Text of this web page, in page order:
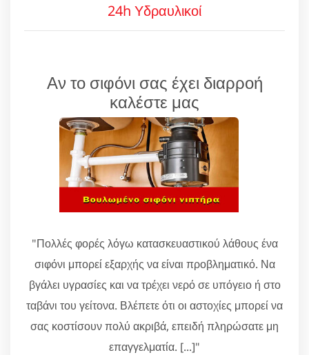
24h Υδραυλικοί
Αν το σιφόνι σας έχει διαρροή
καλέστε μας
"Πολλές φορές λόγω κατασκευαστικού λάθους ένα
σιφόνι μπορεί εξαρχής να είναι προβληματικό. Να
βγάλει υγρασίες και να τρέχει νερό σε υπόγειο ή στο
ταβάνι του γείτονα. Βλέπετε ότι οι αστοχίες μπορεί να
σας κοστίσουν πολύ ακριβά, επειδή πληρώσατε μη
επαγγελματία. [...]"